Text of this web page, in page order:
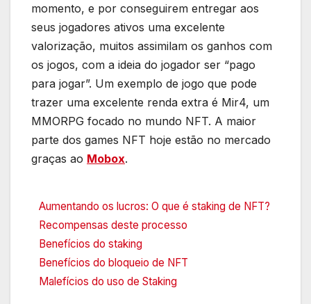
momento, e por conseguirem entregar aos
seus jogadores ativos uma excelente
valorização, muitos assimilam os ganhos com
os jogos, com a ideia do jogador ser “pago
para jogar”. Um exemplo de jogo que pode
trazer uma excelente renda extra é Mir4, um
MMORPG focado no mundo NFT. A maior
parte dos games NFT hoje estão no mercado
graças ao Mobox.
Aumentando os lucros: O que é staking de NFT?
Recompensas deste processo
Benefícios do staking
Benefícios do bloqueio de NFT
Malefícios do uso de Staking